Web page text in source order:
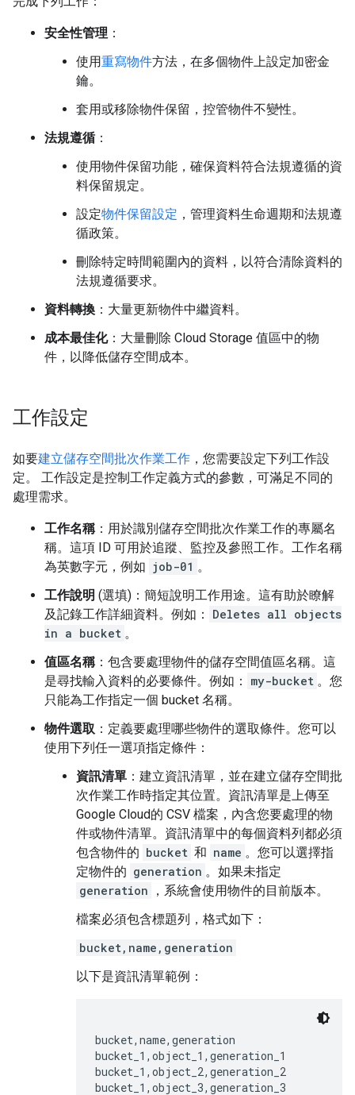
安全性管理 ：
使用重寫物件方法，在多個物件上設定加密金
鑰。
套用或移除物件保留，控管物件不變性。
法規遵循 ：
使用物件保留功能，確保資料符合法規遵循的資
料保留規定。
設定物件保留設定 ，管理資料生命週期和法規遵
循政策。
刪除特定時間範圍內的資料，以符合清除資料的
法規遵循要求。
資料轉換 ：大量更新物件中繼資料。
成本最佳化：大量刪除 Cloud Storage 值區中的物
件，以降低儲存空間成本。
工作設定
如要建立儲存空間批次作業工作 ，您需要設定下列工作設
定。 工作設定是控制工作定義方式的參數，可滿足不同的
處理需求。
工作名稱：用於識別儲存空間批次作業工作的專屬名
稱。這項 ID 可用於追蹤、監控及參照工作。工作名稱
為英數字元，例如 job-01 。
工作說明 (選填)：簡短說明工作用途。這有助於瞭解
及記錄工作詳細資料。例如：
Deletes all objects
in a bucket 。
值區名稱：包含要處理物件的儲存空間值區名稱。這
是尋找輸入資料的必要條件。例如：
my-bucket 。您
只能為工作指定一個 bucket 名稱。
物件選取 ：定義要處理哪些物件的選取條件。您可以
使用下列任一選項指定條件：
資訊清單 ：建立資訊清單，並在建立儲存空間批
次作業工作時指定其位置。資訊清單是上傳至
Google Cloud的 CSV 檔案，內含您要處理的物
件或物件清單。資訊清單中的每個資料列都必須
包含物件的 bucket 和 name 。您可以選擇指
定物件的 generation 。如果未指定
generation
，系統會使用物件的目前版本。
檔案必須包含標題列，格式如下：
bucket,name,generation
以下是資訊清單範例：
bucket,name,generation
bucket_1,object_1,generation_1
bucket_1,object_2,generation_2